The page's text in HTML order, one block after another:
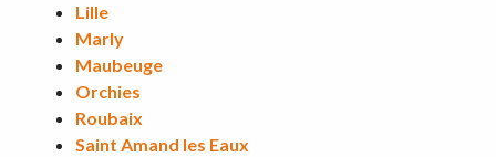
Lille
Marly
Maubeuge
Orchies
Roubaix
Saint Amand les Eaux